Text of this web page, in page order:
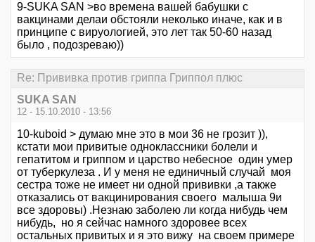
9-SUKA SAN >во времена вашей бабушки с
вакцинами делаи обстояли неколько иначе, как и в
принципе с вируологией, это лет так 50-60 назад
было , подозреваю))
Re: Прививка против гриппа Гриппол плюс
SUKA SAN
12 - 15.10.2010 - 13:56
10-kuboid > думаю мне это в мои 36 не грозит )),
кстати мои привитые одноклассники болели и
гепатитом и гриппом и царство небесное один умер
от туберкулеза . И у меня не единичный случай моя
сестра тоже не имеет ни одной прививки ,а также
отказались от вакцинирования своего малыша 9и
все здоровы) .Незнаю заболею ли когда нибудь чем
нибудь, но я сейчас намного здоровее всех
остальных привитых и я это вижу на своем примере